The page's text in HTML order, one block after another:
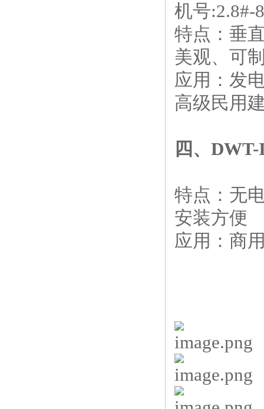
机号:2.8#-
特点：垂
美观、可
应用：发
高级民用
四、
特点：无
安装方便
应用：商